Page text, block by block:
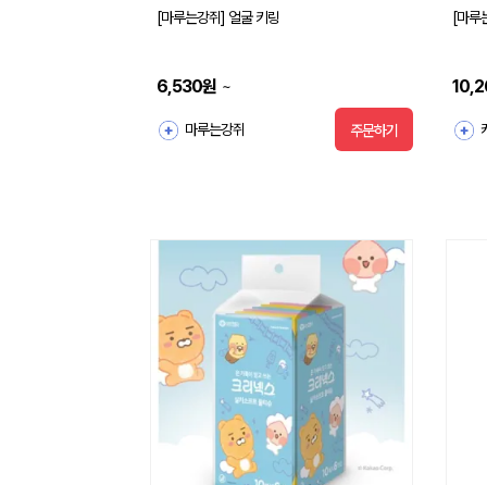
[마루는강쥐] 얼굴 키링
6,530원 ~
마루는강쥐 주문하기
[마루